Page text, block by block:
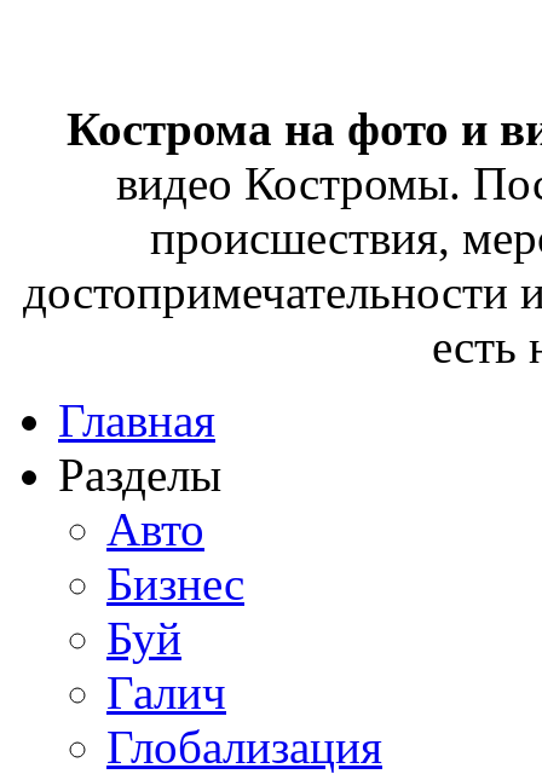
Кострома на фото и
видео Костромы.
происшествия,
достопримечательности
есть
Главная
Разделы
Авто
Бизнес
Буй
Галич
Глобализация